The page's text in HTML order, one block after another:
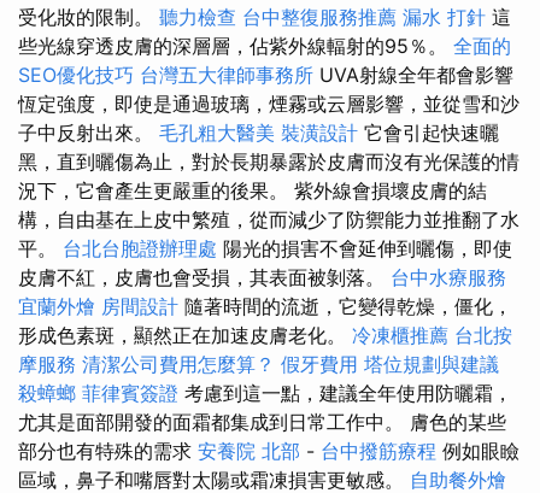
受化妝的限制。 聽力檢查 台中整復服務推薦 漏水 打針 這
些光線穿透皮膚的深層層，佔紫外線輻射的95％。 全面的
SEO優化技巧 台灣五大律師事務所 UVA射線全年都會影響
恆定強度，即使是通過玻璃，煙霧或云層影響，並從雪和沙
子中反射出來。 毛孔粗大醫美 裝潢設計 它會引起快速曬
黑，直到曬傷為止，對於長期暴露於皮膚而沒有光保護的情
況下，它會產生更嚴重的後果。 紫外線會損壞皮膚的結
構，自由基在上皮中繁殖，從而減少了防禦能力並推翻了水
平。 台北台胞證辦理處 陽光的損害不會延伸到曬傷，即使
皮膚不紅，皮膚也會受損，其表面被剝落。 台中水療服務
宜蘭外燴 房間設計 隨著時間的流逝，它變得乾燥，僵化，
形成色素斑，顯然正在加速皮膚老化。 冷凍櫃推薦 台北按
摩服務 清潔公司費用怎麼算？ 假牙費用 塔位規劃與建議
殺蟑螂 菲律賓簽證 考慮到這一點，建議全年使用防曬霜，
尤其是面部開發的面霜都集成到日常工作中。 膚色的某些
部分也有特殊的需求 安養院 北部 - 台中撥筋療程 例如眼瞼
區域，鼻子和嘴唇對太陽或霜凍損害更敏感。 自助餐外燴